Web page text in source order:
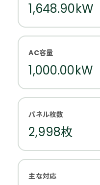
1,648.90kW
AC容量
1,000.00kW
パネル枚数
2,998枚
主な対応